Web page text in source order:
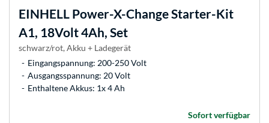
EINHELL Power-X-Change Starter-Kit
A1, 18Volt 4Ah, Set
schwarz/rot, Akku + Ladegerät
Eingangspannung: 200-250 Volt
Ausgangsspannung: 20 Volt
Enthaltene Akkus: 1x 4 Ah
Sofort verfügbar